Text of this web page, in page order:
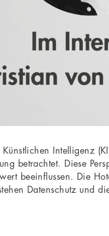
Intelligenz
betrachtet. Diese
beeinflussen. Die
Datenschutz und